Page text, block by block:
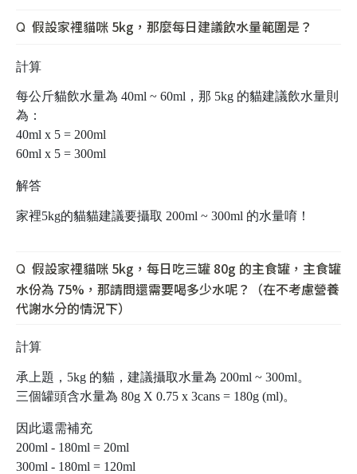
Q 假設家裡貓咪 5kg，那麼每日建議飲水量範圍是？
計算
每公斤貓飲水量為 40ml ~ 60ml，那 5kg 的貓建議飲水量則
為：
40ml x 5 = 200ml
60ml x 5 = 300ml
解答
家裡5kg的貓貓建議要攝取 200ml ~ 300ml 的水量唷！
Q 假設家裡貓咪 5kg，每日吃三罐 80g 的主食罐，主食罐
水份為 75%，那請問還需要喝多少水呢？（在不考慮營養
代謝水分的情況下）
計算
承上題，5kg 的貓，建議攝取水量為 200ml ~ 300ml。
三個罐頭含水量為 80g X 0.75 x 3cans = 180g (ml)。
因此還需補充
200ml - 180ml = 20ml
300ml - 180ml = 120ml